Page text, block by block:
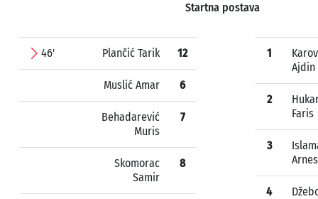
Startna postava
46' Plančić Tarik 12
Muslić Amar 6
Behadarević
Muris
7
Skomorac
Samir
8
1
Ajdin
2
Faris
3
Arnes
4